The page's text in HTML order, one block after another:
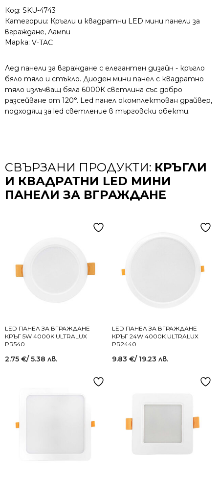
Код: SKU-4743
Категории: Кръгли и квадратни LED мини панели за
вграждане, Лампи
Марка: V-TAC
Лед панели за вграждане с елегантен дизайн - кръгло
бяло тяло и стъкло. Диоден мини панел с квадратно
тяло излъчващ бяла 6000К светлина със добро
разсейване от 120°. Led панел окомплектован драйвер,
подходящ за led светление в търговски обекти.
СВЪРЗАНИ ПРОДУКТИ: КРЪГЛИ
И КВАДРАТНИ LED МИНИ
ПАНЕЛИ ЗА ВГРАЖДАНЕ
LED ПАНЕЛ ЗА ВГРАЖДАНЕ
КРЪГ 5W 4000K ULTRALUX
PR540
2.75 €/ 5.38 лв.
LED ПАНЕЛ ЗА ВГРАЖДАНЕ
КРЪГ 24W 4000K ULTRALUX
PR2440
9.83 €/ 19.23 лв.